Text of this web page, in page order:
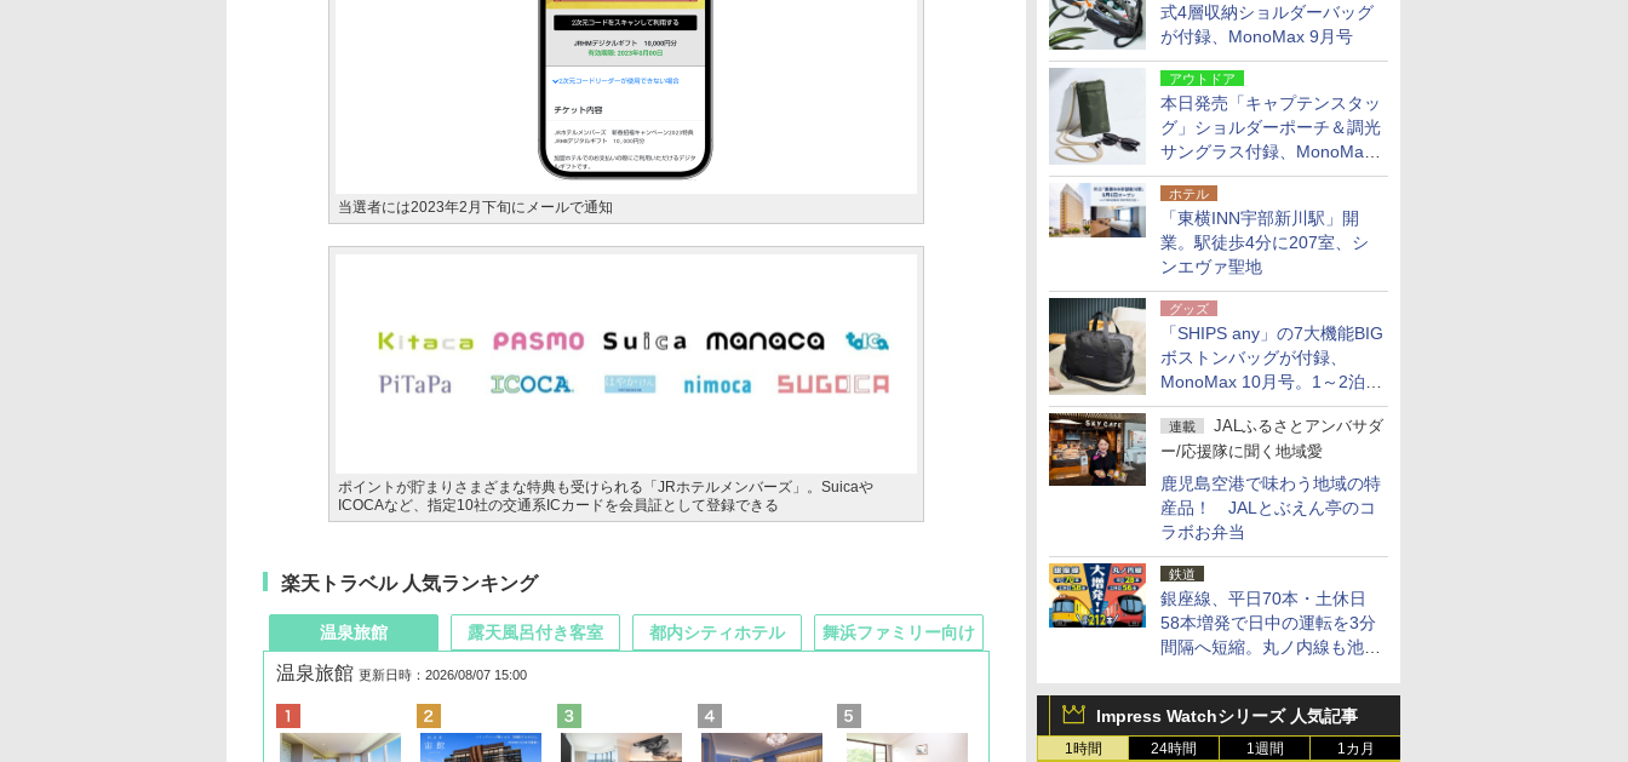
式4層収納ショルダーバッグ
が付録、MonoMax 9月号
アウトドア
本日発売「キャプテンスタッ
グ」ショルダーポーチ＆調光
サングラス付録、MonoMax
9月号増刊
ホテル
「東横INN宇部新川駅」開
業。駅徒歩4分に207室、シ
ンエヴァ聖地
グッズ
「SHIPS any」の7大機能BIG
ボストンバッグが付録、
MonoMax 10月号。1～2泊の
荷物、キャリーオンも可能
連載
JALふるさとアンバサダ
ー/応援隊に聞く地域愛
鹿児島空港で味わう地域の特
産品！ JALとぶえん亭のコ
ラボお弁当
鉄道
銀座線、平日70本・土休日
58本増発で日中の運転を3分
間隔へ短縮。丸ノ内線も池袋
Impress Watchシリーズ 人気記事
1時間 24時間 1週間 1カ月
当選者には2023年2月下旬にメールで通知
ポイントが貯まりさまざまな特典も受けられる「JRホテルメンバーズ」。Suicaや
ICOCAなど、指定10社の交通系ICカードを会員証として登録できる
楽天トラベル 人気ランキング
温泉旅館
温泉旅館 更新日時：2026/08/07 15:00
露天風呂付き客室 都内シティホテル 舞浜ファミリー向け